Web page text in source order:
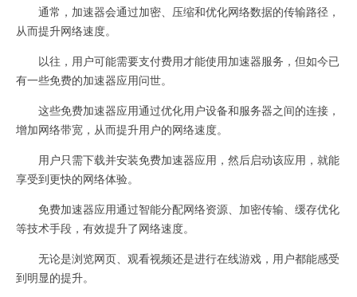
通常，加速器会通过加密、压缩和优化网络数据的传输路径，
从而提升网络速度。
以往，用户可能需要支付费用才能使用加速器服务，但如今已
有一些免费的加速器应用问世。
这些免费加速器应用通过优化用户设备和服务器之间的连接，
增加网络带宽，从而提升用户的网络速度。
用户只需下载并安装免费加速器应用，然后启动该应用，就能
享受到更快的网络体验。
免费加速器应用通过智能分配网络资源、加密传输、缓存优化
等技术手段，有效提升了网络速度。
无论是浏览网页、观看视频还是进行在线游戏，用户都能感受
到明显的提升。